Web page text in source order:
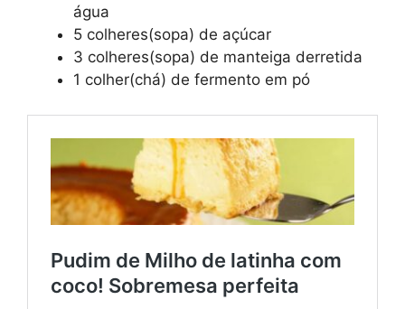
água
5 colheres(sopa) de açúcar
3 colheres(sopa) de manteiga derretida
1 colher(chá) de fermento em pó